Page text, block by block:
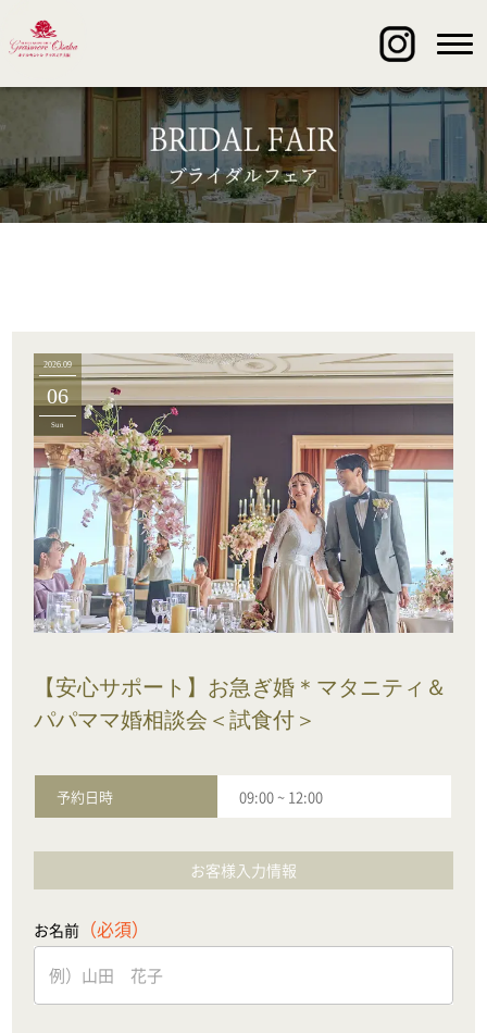
2026.09
06
Sun
【安心サポート】お急ぎ婚＊マタニティ＆
パパママ婚相談会＜試食付＞
予約日時 09:00~ 12:00
お客様入力情報
お名前 （必須）